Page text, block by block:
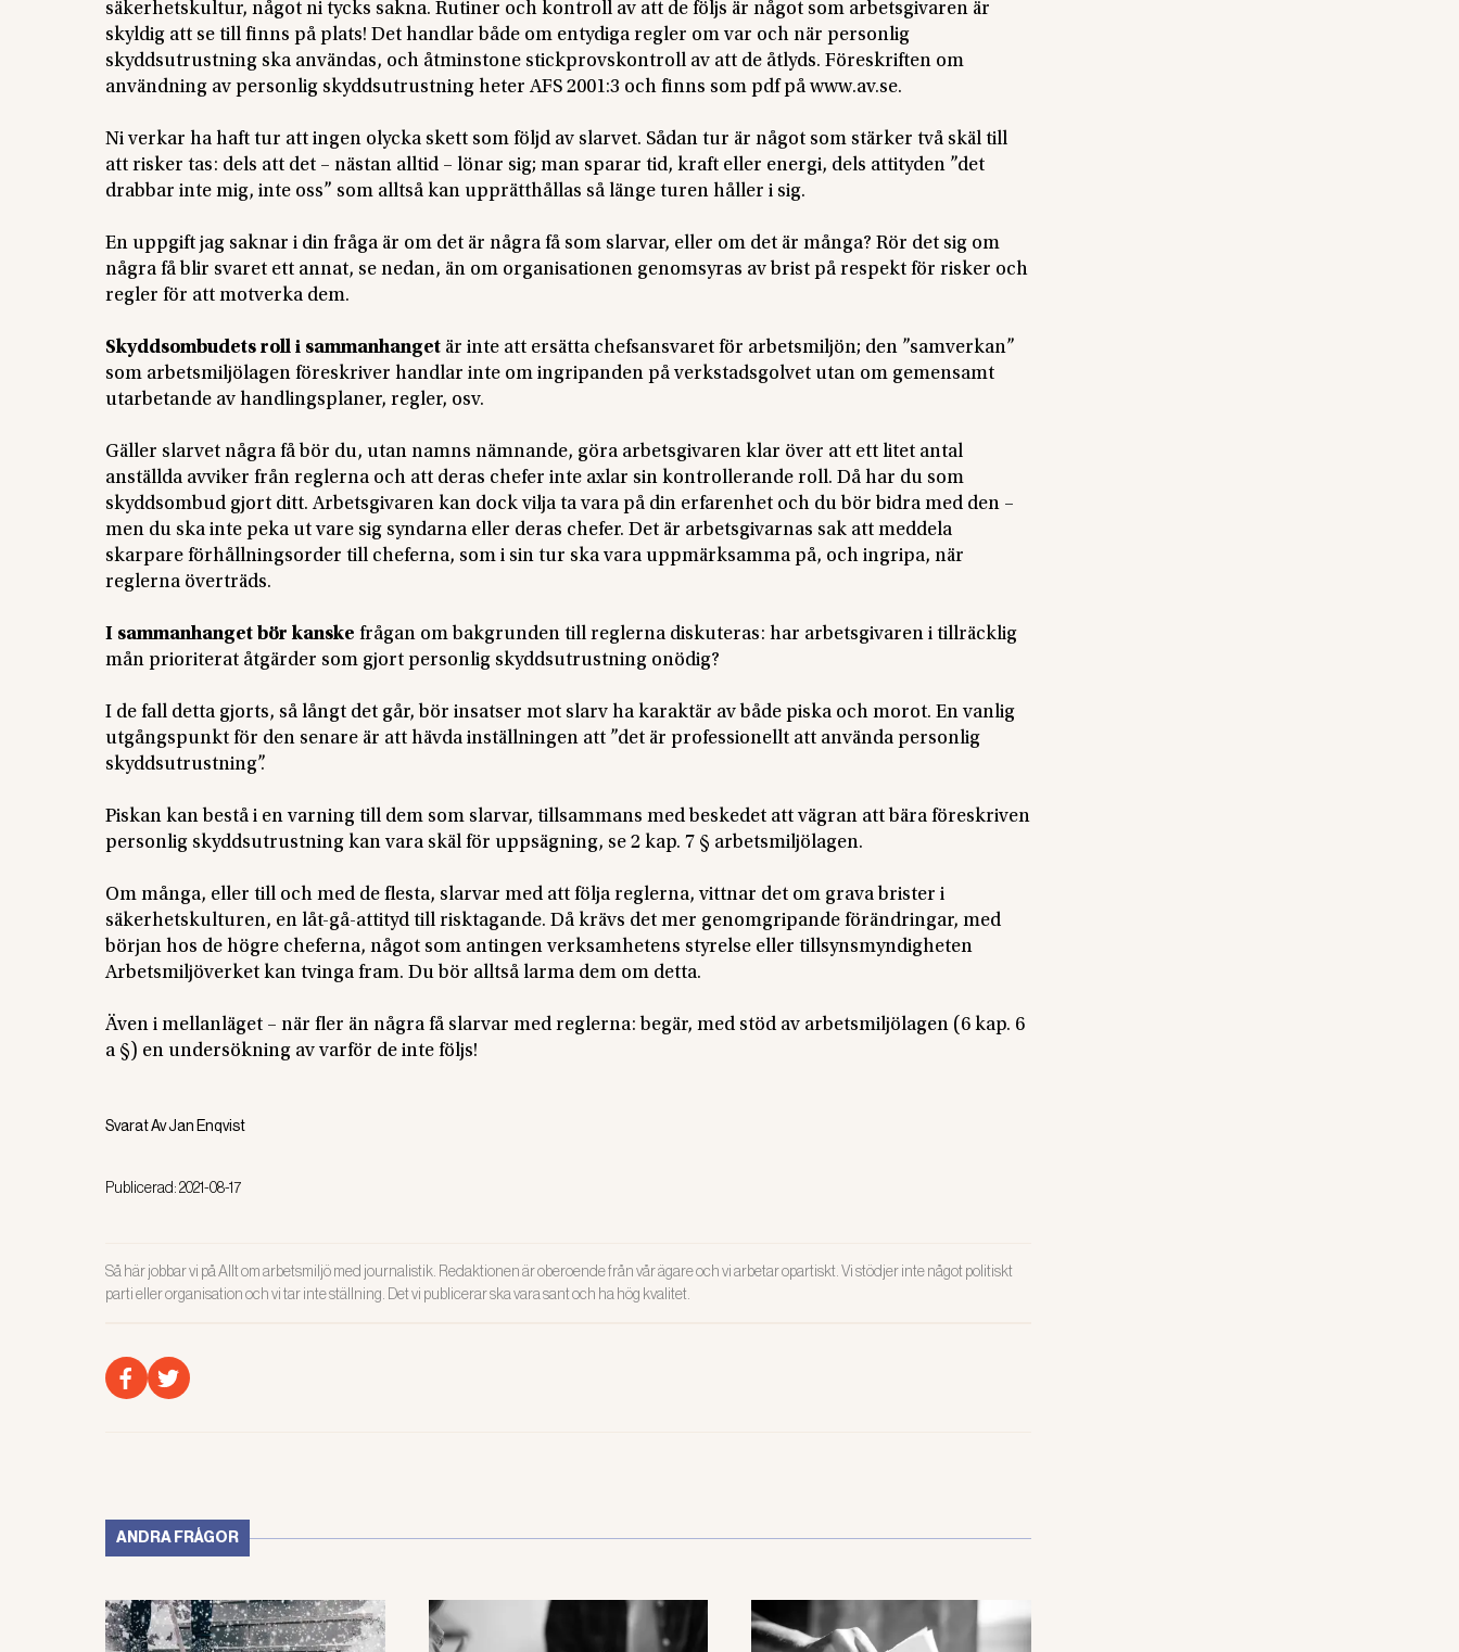
säkerhetskultur, något ni tycks sakna. Rutiner och kontroll av att de följs är något som arbetsgivaren är
skyldig att se till finns på plats! Det handlar både om entydiga regler om var och när personlig
skyddsutrustning ska användas, och åtminstone stickprovskontroll av att de åtlyds. Föreskriften om
användning av personlig skyddsutrustning heter AFS 2001:3 och finns som pdf på www.av.se.
Ni verkar ha haft tur att ingen olycka skett som följd av slarvet. Sådan tur är något som stärker två skäl till
att risker tas: dels att det – nästan alltid – lönar sig; man sparar tid, kraft eller energi, dels attityden ”det
drabbar inte mig, inte oss” som alltså kan upprätthållas så länge turen håller i sig.
En uppgift jag saknar i din fråga är om det är några få som slarvar, eller om det är många? Rör det sig om
några få blir svaret ett annat, se nedan, än om organisationen genomsyras av brist på respekt för risker och
regler för att motverka dem.
Skyddsombudets roll i sammanhanget är inte att ersätta chefsansvaret för arbetsmiljön; den ”samverkan”
som arbetsmiljölagen föreskriver handlar inte om ingripanden på verkstadsgolvet utan om gemensamt
utarbetande av handlingsplaner, regler, osv.
Gäller slarvet några få bör du, utan namns nämnande, göra arbetsgivaren klar över att ett litet antal
anställda avviker från reglerna och att deras chefer inte axlar sin kontrollerande roll. Då har du som
skyddsombud gjort ditt. Arbetsgivaren kan dock vilja ta vara på din erfarenhet och du bör bidra med den –
men du ska inte peka ut vare sig syndarna eller deras chefer. Det är arbetsgivarnas sak att meddela
skarpare förhållningsorder till cheferna, som i sin tur ska vara uppmärksamma på, och ingripa, när
reglerna överträds.
I sammanhanget bör kanske frågan om bakgrunden till reglerna diskuteras: har arbetsgivaren i tillräcklig
mån prioriterat åtgärder som gjort personlig skyddsutrustning onödig?
I de fall detta gjorts, så långt det går, bör insatser mot slarv ha karaktär av både piska och morot. En vanlig
utgångspunkt för den senare är att hävda inställningen att ”det är professionellt att använda personlig
skyddsutrustning”.
Piskan kan bestå i en varning till dem som slarvar, tillsammans med beskedet att vägran att bära föreskriven
personlig skyddsutrustning kan vara skäl för uppsägning, se 2 kap. 7 § arbetsmiljölagen.
Om många, eller till och med de flesta, slarvar med att följa reglerna, vittnar det om grava brister i
säkerhetskulturen, en låt-gå-attityd till risktagande. Då krävs det mer genomgripande förändringar, med
början hos de högre cheferna, något som antingen verksamhetens styrelse eller tillsynsmyndigheten
Arbetsmiljöverket kan tvinga fram. Du bör alltså larma dem om detta.
Även i mellanläget – när fler än några få slarvar med reglerna: begär, med stöd av arbetsmiljölagen (6 kap. 6
a §) en undersökning av varför de inte följs!
Svarat AvJan Enqvist
Publicerad:2021-08-17
Så här jobbar vi på Allt om arbetsmiljö med journalistik. Redaktionen är oberoende från vår ägare och vi arbetar opartiskt. Vi stödjer inte något politiskt
parti eller organisation och vi tar inte ställning. Det vi publicerar ska vara sant och ha hög kvalitet.
ANDRA FRÅGOR